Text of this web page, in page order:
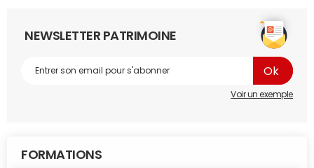
NEWSLETTER PATRIMOINE
Voir un exemple
FORMATIONS